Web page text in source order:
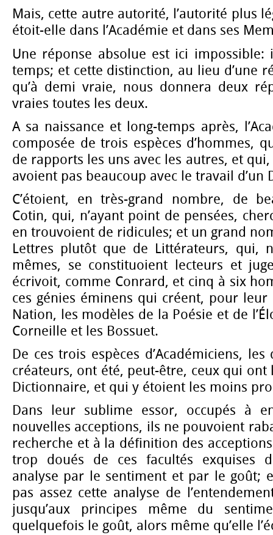
Mais, cette autre autorité, l’autorité plus
étoit-elle dans l’Académie et dans ses
Une réponse absolue est ici
temps; et cette distinction, au lieu d’une
qu’à demi vraie, nous donnera deux
vraies toutes les deux.
A sa naissance et long-temps après,
composée de trois espèces d’hommes,
de rapports les uns avec les autres, et qui,
avoient pas beaucoup avec le travail d’un
C’étoient, en très-grand nombre, de
Cotin, qui, n’ayant point de pensées,
en trouvoient de ridicules; et un grand
Lettres plutôt que de Littérateurs, qui,
mêmes, se constituoient lecteurs et
écrivoit, comme Conrard, et cinq à six
ces génies éminens qui créent, pour
Nation, les modèles de la Poésie et de
Corneille et les Bossuet.
De ces trois espèces d’Académiciens,
créateurs, ont été, peut-être, ceux qui
Dictionnaire, et qui y étoient les moins
Dans leur sublime essor, occupés à
nouvelles acceptions, ils ne pouvoient
recherche et à la définition des
trop doués de ces facultés exquises
analyse par le sentiment et par le goût;
pas assez cette analyse de
jusqu’aux principes même du
quelquefois le goût, alors même qu’elle